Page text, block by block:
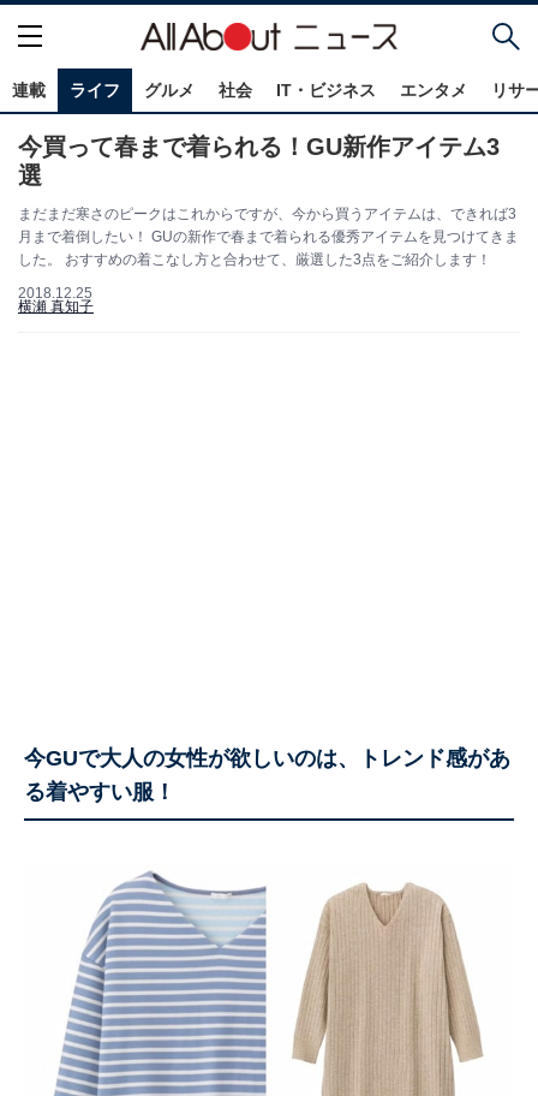
連載 ライフ グルメ 社会 IT・ビジネス エンタメ リサ
今買って春まで着られる！GU新作アイテム3
選
まだまだ寒さのピークはこれからですが、今から買うアイテムは、できれば3
月まで着倒したい！ GUの新作で春まで着られる優秀アイテムを見つけてきま
した。 おすすめの着こなし方と合わせて、厳選した3点をご紹介します！
2018.12.25
横瀬 真知子
今GUで大人の女性が欲しいのは、トレンド感があ
る着やすい服！